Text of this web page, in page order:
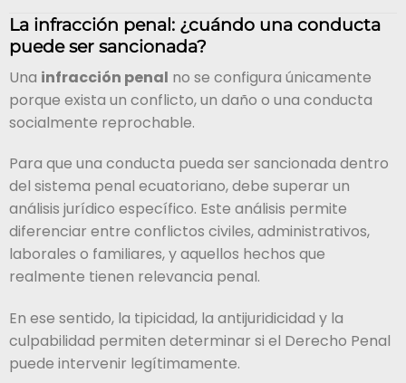
La infracción penal: ¿cuándo una conducta
puede ser sancionada?
Una infracción penal no se configura únicamente
porque exista un conflicto, un daño o una conducta
socialmente reprochable.
Para que una conducta pueda ser sancionada dentro
del sistema penal ecuatoriano, debe superar un
análisis jurídico específico. Este análisis permite
diferenciar entre conflictos civiles, administrativos,
laborales o familiares, y aquellos hechos que
realmente tienen relevancia penal.
En ese sentido, la tipicidad, la antijuridicidad y la
culpabilidad permiten determinar si el Derecho Penal
puede intervenir legítimamente.